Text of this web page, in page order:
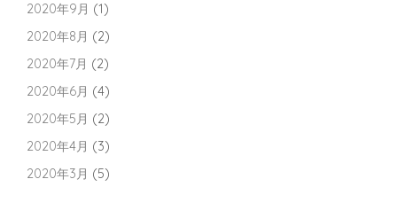
2020年9月 (1)
2020年8月 (2)
2020年7月 (2)
2020年6月 (4)
2020年5月 (2)
2020年4月 (3)
2020年3月 (5)